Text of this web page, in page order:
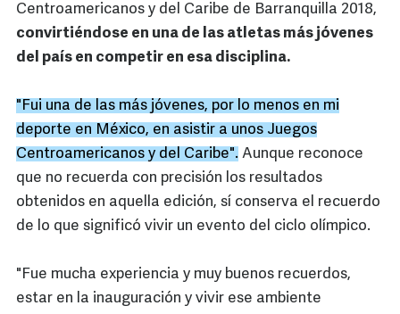
Centroamericanos y del Caribe de Barranquilla 2018,
convirtiéndose en una de las atletas más jóvenes
del país en competir en esa disciplina.
"Fui una de las más jóvenes, por lo menos en mi
deporte en México, en asistir a unos Juegos
Centroamericanos y del Caribe". Aunque reconoce
que no recuerda con precisión los resultados
obtenidos en aquella edición, sí conserva el recuerdo
de lo que significó vivir un evento del ciclo olímpico.
"Fue mucha experiencia y muy buenos recuerdos,
estar en la inauguración y vivir ese ambiente